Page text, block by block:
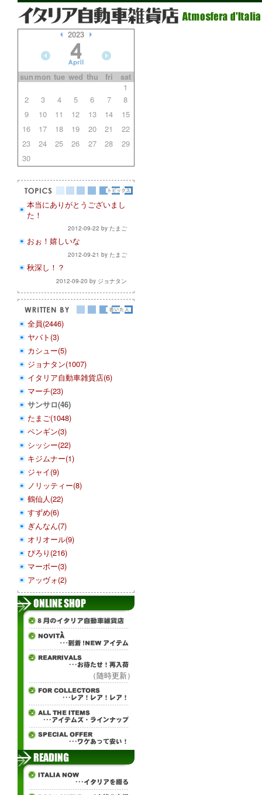
2023
sun mon tue wed thu fri
sat
1
2
3 4 5 6 7
8
9
10 11 12 13 14
15
16
17 18 19 20 21
22
23
24 25 26 27 28
29
30
本当にありがとうございまし
た！
2012-09-22 by たまご
おぉ！嬉しいな
2012-09-21 by たまご
秋深し！？
2012-09-20 by ジョナタン
全員(2446)
ヤバト(3)
カシュー(5)
ジョナタン(1007)
イタリア自動車雑貨店(6)
マーチ(23)
サンサロ(46)
たまご(1048)
ペンギン(3)
シッシー(22)
キジムナー(1)
ジャイ(9)
ノリッティー(8)
鶴仙人(22)
すずめ(6)
ぎんなん(7)
オリオール(9)
ぴろり(216)
マーボー(3)
アッヴォ(2)
（随時更新）